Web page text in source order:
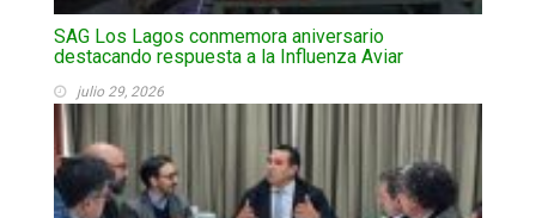
SAG Los Lagos conmemora aniversario
destacando respuesta a la Influenza Aviar
julio 29, 2026